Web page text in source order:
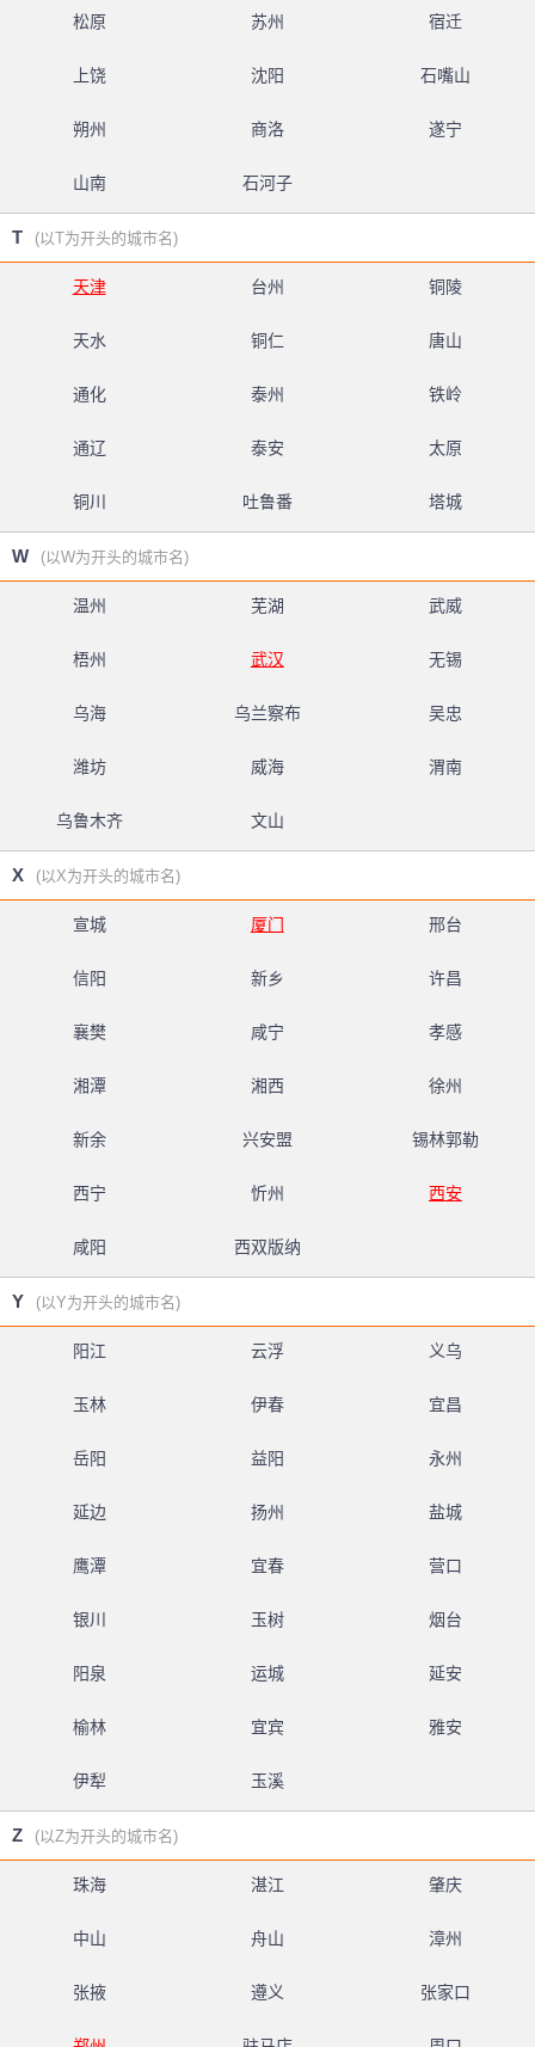
松原 苏州 宿迁
上饶 沈阳 石嘴山
朔州 商洛 遂宁
山南 石河子
T (以T为开头的城市名)
天津 台州 铜陵
天水 铜仁 唐山
通化 泰州 铁岭
通辽 泰安 太原
铜川 吐鲁番 塔城
W (以W为开头的城市名)
温州 芜湖 武威
梧州 武汉 无锡
乌海 乌兰察布 吴忠
潍坊 威海 渭南
乌鲁木齐 文山
X (以X为开头的城市名)
宣城 厦门 邢台
信阳 新乡 许昌
襄樊 咸宁 孝感
湘潭 湘西 徐州
新余 兴安盟 锡林郭勒
西宁 忻州 西安
咸阳 西双版纳
Y (以Y为开头的城市名)
阳江 云浮 义乌
玉林 伊春 宜昌
岳阳 益阳 永州
延边 扬州 盐城
鹰潭 宜春 营口
银川 玉树 烟台
阳泉 运城 延安
榆林 宜宾 雅安
伊犁 玉溪
Z (以Z为开头的城市名)
珠海 湛江 肇庆
中山 舟山 漳州
张掖 遵义 张家口